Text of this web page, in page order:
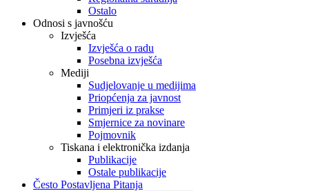
Ostalo
Odnosi s javnošću
Izvješća
Izvješća o radu
Posebna izvješća
Mediji
Sudjelovanje u medijima
Priopćenja za javnost
Primjeri iz prakse
Smjernice za novinare
Pojmovnik
Tiskana i elektronička izdanja
Publikacije
Ostale publikacije
Često Postavljena Pitanja